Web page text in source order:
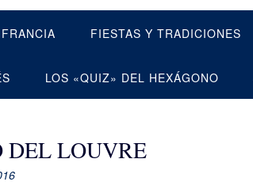
FIESTAS Y TRADICIONES
LOS «QUIZ» DEL HEXÁGONO
DEL LOUVRE